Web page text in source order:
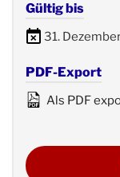
Gültig bis
31.
PDF-Export
Als PDF